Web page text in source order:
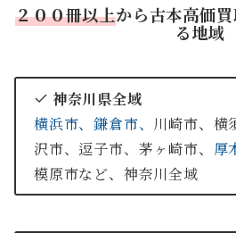
２００冊以上から古本高価
る地域
神奈川県全域
横浜市、鎌倉市、 川崎市、横
沢市、逗子市、茅ヶ崎市、 厚
模原市など、神奈川全域